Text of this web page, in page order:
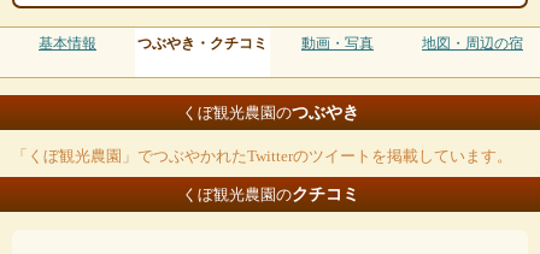
基本情報 つぶやき・クチコミ 動画・写真 地図・周辺の宿
くぼ観光農園のつぶやき
「くぼ観光農園」でつぶやかれたTwitterのツイートを掲載しています。
くぼ観光農園のクチコミ